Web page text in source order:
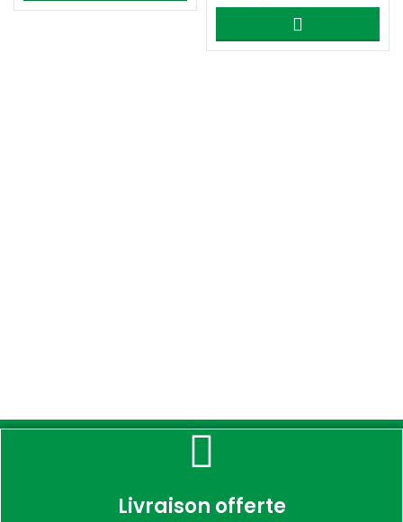
Livraison offerte